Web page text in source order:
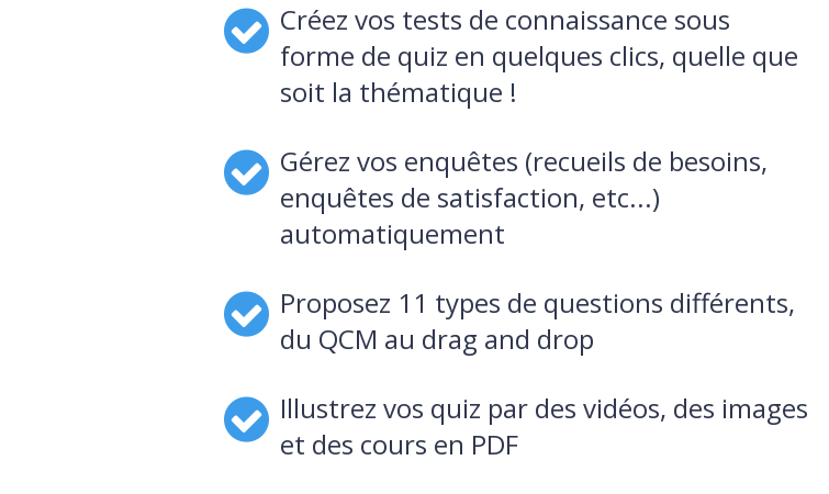
Créez vos tests de connaissance sous
forme de quiz en quelques clics, quelle que
soit la thématique !
Gérez vos enquêtes (recueils de besoins,
enquêtes de satisfaction, etc...)
automatiquement
Proposez 11 types de questions différents,
du QCM au drag and drop
Illustrez vos quiz par des vidéos, des images
et des cours en PDF